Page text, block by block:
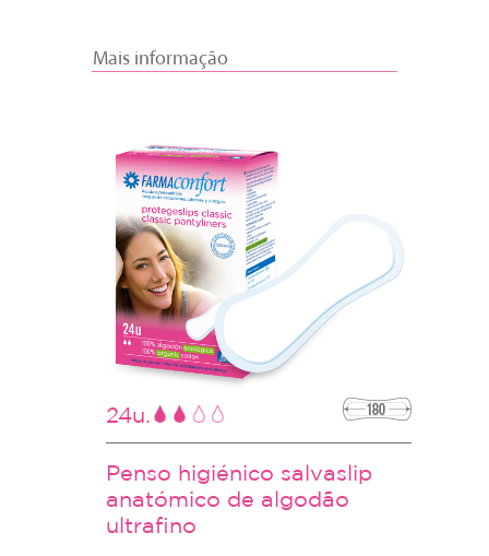
Mais informação
24u.
Penso higiénico salvaslip
anatómico de algodão
ultrafino